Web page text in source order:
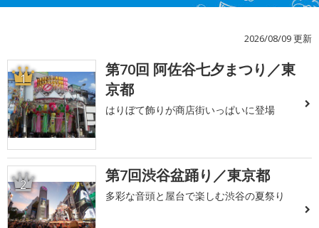
2026/08/09 更新
1
第70回 阿佐谷七夕まつり／東
京都
はりぼて飾りが商店街いっぱいに登場
2 第7回渋谷盆踊り／東京都
多彩な音頭と屋台で楽しむ渋谷の夏祭り